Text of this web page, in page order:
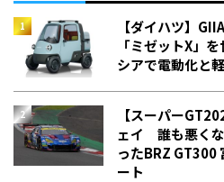
【ダイハツ】
「ミゼットX」
シアで電動化と
【スーパー
ェイ 誰も悪く
った――BRZ
ート